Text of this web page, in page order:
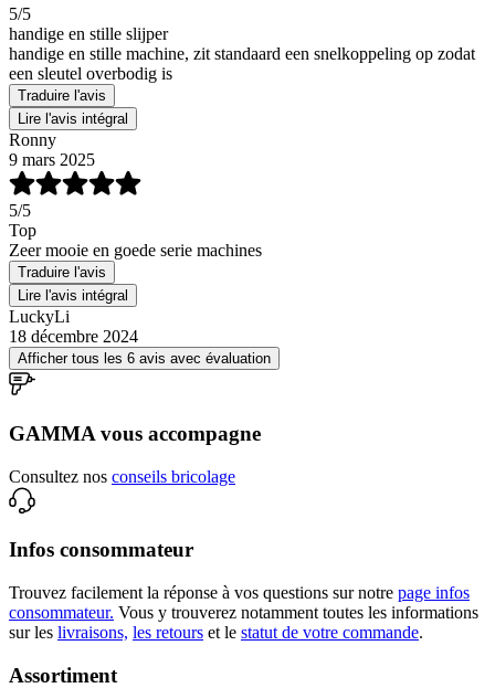
5/5
handige en stille slijper
handige en stille machine, zit standaard een snelkoppeling op zodat
een sleutel overbodig is
Traduire l'avis
Lire l'avis intégral
Ronny
9 mars 2025
5/5
Top
Zeer mooie en goede serie machines
Traduire l'avis
Lire l'avis intégral
LuckyLi
18 décembre 2024
Afficher tous les 6 avis avec évaluation
GAMMA vous accompagne
Consultez nos conseils bricolage
Infos consommateur
Trouvez facilement la réponse à vos questions sur notre page infos
consommateur. Vous y trouverez notamment toutes les informations
sur les livraisons, les retours et le statut de votre commande.
Assortiment